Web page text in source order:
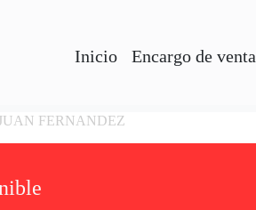
Inicio Encargo de venta
JUAN FERNANDEZ